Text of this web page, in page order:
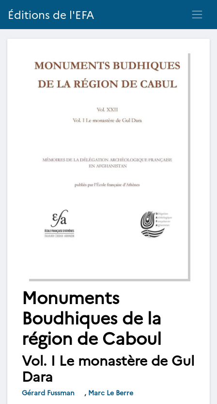
Éditions de l'EFA
Monuments
Boudhiques de la
région de Caboul
Vol. I Le monastère de Gul
Dara
Gérard Fussman , Marc Le Berre